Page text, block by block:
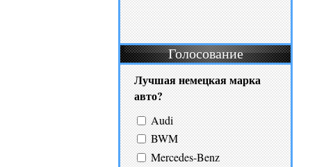
Голосование
Лучшая немецкая марка
авто?
Audi
BWM
Mercedes-Benz